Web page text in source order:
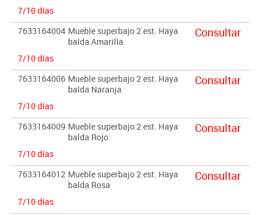
Importante:
El mobiliario se pide por encargo. En caso de devolución no se
abonará más del 90% del valor de la mercancía.
7/10 días
7633164004 Mueble superbajo 2 est. Haya
balda Amarilla
7/10 días
Consultar
7633164006 Mueble superbajo 2 est. Haya
balda Naranja
7/10 días
Consultar
7633164009 Mueble superbajo 2 est. Haya
balda Rojo
7/10 días
Consultar
7633164012 Mueble superbajo 2 est. Haya
balda Rosa
7/10 días
Consultar